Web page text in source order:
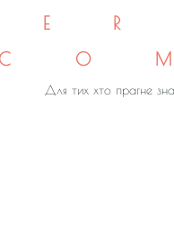
Для тих хто прагне